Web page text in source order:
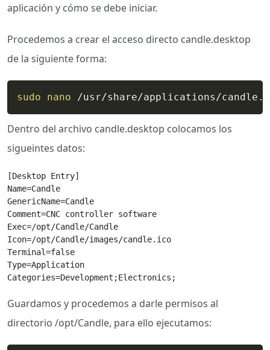
aplicación y cómo se debe iniciar.
Procedemos a crear el acceso directo candle.desktop
de la siguiente forma:
sudo nano /usr/share/applications/
Dentro del archivo candle.desktop colocamos los
sigueintes datos:
[Desktop Entry]
Name=Candle
GenericName=Candle
Comment=CNC controller software
Exec=/opt/Candle/Candle
Icon=/opt/Candle/images/candle.ico
Terminal=false
Type=Application
Categories=Development;Electronics;
Guardamos y procedemos a darle permisos al
directorio /opt/Candle, para ello ejecutamos: